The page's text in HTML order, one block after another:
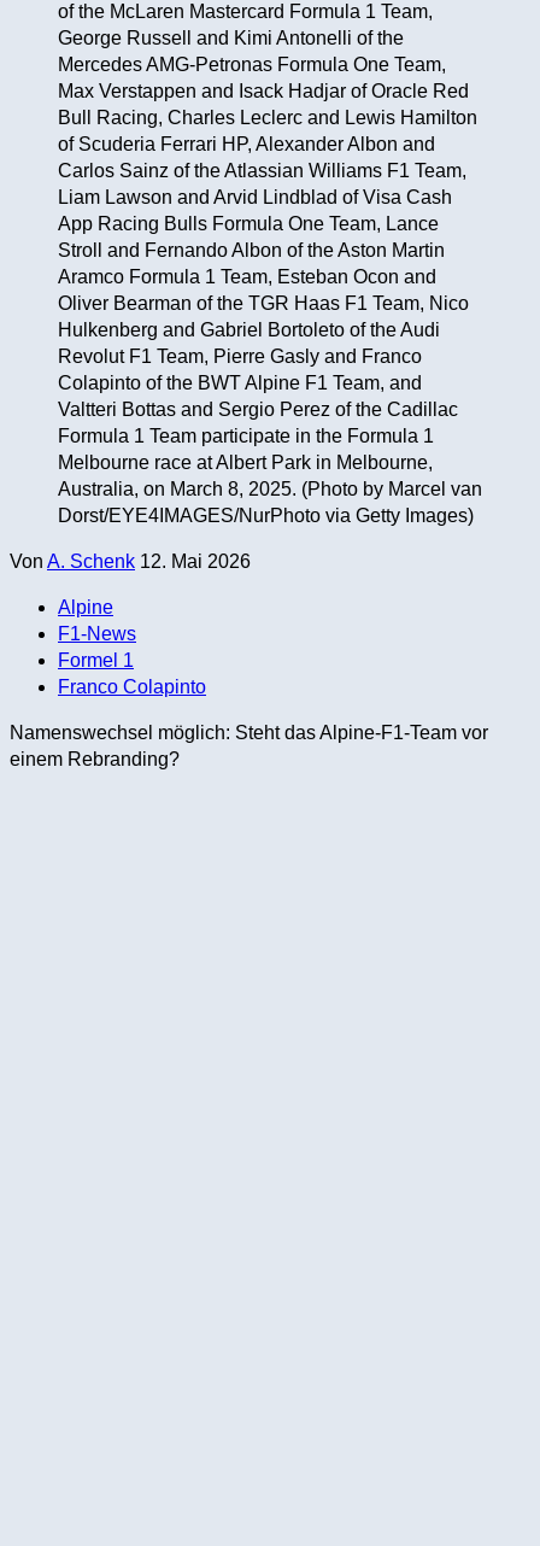
of the McLaren Mastercard Formula 1 Team,
George Russell and Kimi Antonelli of the
Mercedes AMG-Petronas Formula One Team,
Max Verstappen and Isack Hadjar of Oracle Red
Bull Racing, Charles Leclerc and Lewis Hamilton
of Scuderia Ferrari HP, Alexander Albon and
Carlos Sainz of the Atlassian Williams F1 Team,
Liam Lawson and Arvid Lindblad of Visa Cash
App Racing Bulls Formula One Team, Lance
Stroll and Fernando Albon of the Aston Martin
Aramco Formula 1 Team, Esteban Ocon and
Oliver Bearman of the TGR Haas F1 Team, Nico
Hulkenberg and Gabriel Bortoleto of the Audi
Revolut F1 Team, Pierre Gasly and Franco
Colapinto of the BWT Alpine F1 Team, and
Valtteri Bottas and Sergio Perez of the Cadillac
Formula 1 Team participate in the Formula 1
Melbourne race at Albert Park in Melbourne,
Australia, on March 8, 2025. (Photo by Marcel van
Dorst/EYE4IMAGES/NurPhoto via Getty Images)
Von A. Schenk 12. Mai 2026
Alpine
F1-News
Formel 1
Franco Colapinto
Namenswechsel möglich: Steht das Alpine-F1-Team vor
einem Rebranding?